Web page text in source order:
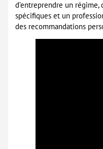
d’entreprendre un
spécifiques et un
des recommandations